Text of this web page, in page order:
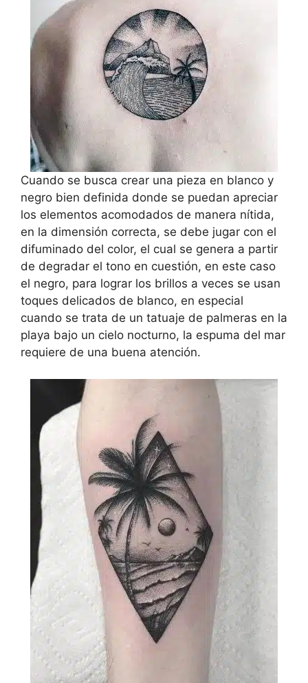
Cuando se busca crear una pieza en blanco y
negro bien definida donde se puedan apreciar
los elementos acomodados de manera nítida,
en la dimensión correcta, se debe jugar con el
difuminado del color, el cual se genera a partir
de degradar el tono en cuestión, en este caso
el negro, para lograr los brillos a veces se usan
toques delicados de blanco, en especial
cuando se trata de un tatuaje de palmeras en la
playa bajo un cielo nocturno, la espuma del mar
requiere de una buena atención.